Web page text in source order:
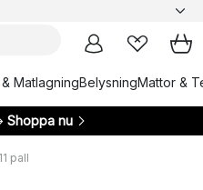
MatlagningBelysningMattor &
Shoppa nu
pall